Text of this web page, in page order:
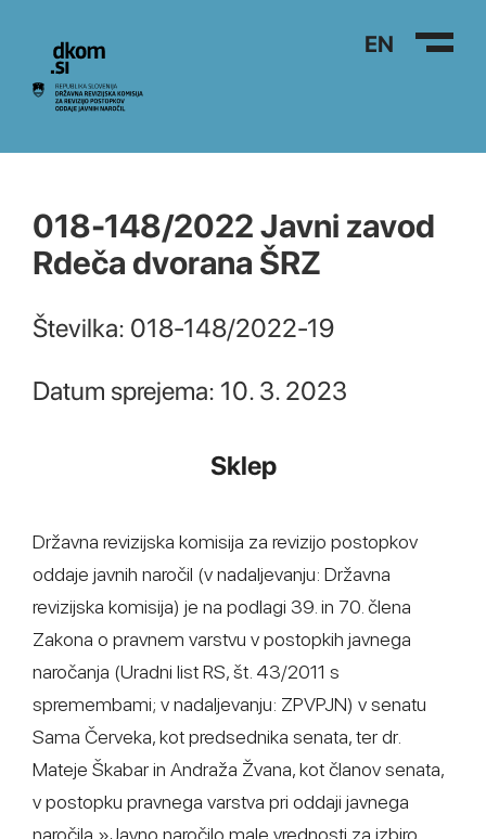
Na vsebino EN
018-148/2022 Javni zavod
Rdeča dvorana ŠRZ
Številka: 018-148/2022-19
Datum sprejema: 10. 3. 2023
Sklep
Državna revizijska komisija za revizijo postopkov
oddaje javnih naročil (v nadaljevanju: Državna
revizijska komisija) je na podlagi 39. in 70. člena
Zakona o pravnem varstvu v postopkih javnega
naročanja (Uradni list RS, št. 43/2011 s
spremembami; v nadaljevanju: ZPVPJN) v senatu
Sama Červeka, kot predsednika senata, ter dr.
Mateje Škabar in Andraža Žvana, kot članov senata,
v postopku pravnega varstva pri oddaji javnega
naročila »Javno naročilo male vrednosti za izbiro